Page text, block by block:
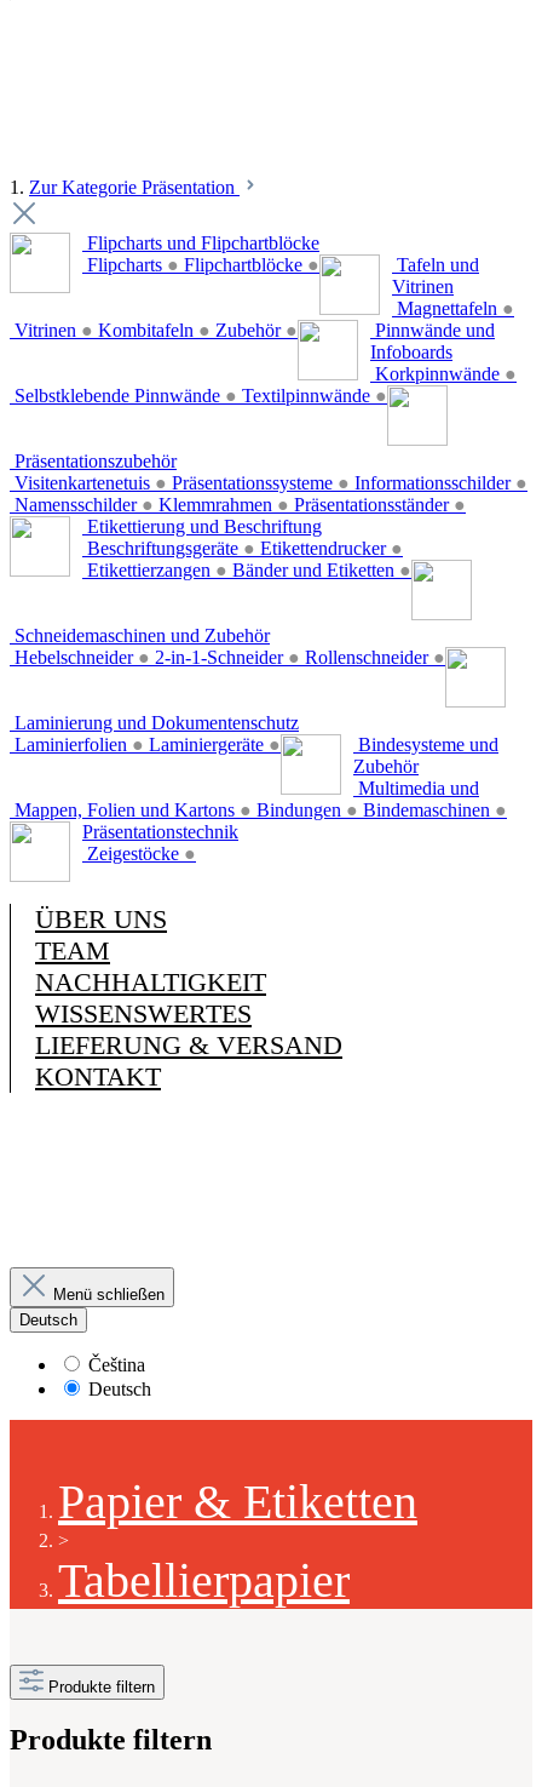
1. Zur Kategorie Präsentation
Flipcharts und Flipchartblöcke
Flipcharts ● Flipchartblöcke ●
Tafeln und
Vitrinen
Magnettafeln ●
Vitrinen ● Kombitafeln ● Zubehör ●
Pinnwände und
Infoboards
Korkpinnwände ●
Selbstklebende Pinnwände ● Textilpinnwände ●
Präsentationszubehör
Visitenkartenetuis ● Präsentationssysteme ● Informationsschilder ●
Namensschilder ● Klemmrahmen ● Präsentationsständer ●
Etikettierung und Beschriftung
Beschriftungsgeräte ● Etikettendrucker ●
Etikettierzangen ● Bänder und Etiketten ●
Schneidemaschinen und Zubehör
Hebelschneider ● 2-in-1-Schneider ● Rollenschneider ●
Laminierung und Dokumentenschutz
Laminierfolien ● Laminiergeräte ●
Bindesysteme und
Zubehör
Mappen, Folien und Kartons ● Bindungen ● Bindemaschinen ●
Multimedia und
Präsentationstechnik
Zeigestöcke ●
ÜBER UNS
TEAM
NACHHALTIGKEIT
WISSENSWERTES
LIEFERUNG & VERSAND
KONTAKT
Menü schließen
Deutsch
Čeština
Deutsch
Papier & Etiketten
>
Tabellierpapier
Produkte filtern
Produkte filtern